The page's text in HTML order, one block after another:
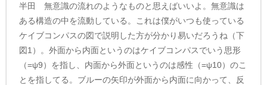
半田 無意識の流れのようなものと思えばいいよ。無意識は
ある構造の中を流動している。これは僕がいつも使っている
ケイブコンパスの図で説明した方が分かり易いだろうね（下
図1）。外面から内面というのはケイブコンパスでいう思形
（=ψ9）を指し、内面から外面というのは感性（=ψ10）のこ
とを指してる。ブルーの矢印が外面から内面に向かって、反